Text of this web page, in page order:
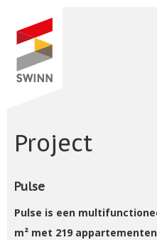
Project
Pulse
Pulse is een
m² met 219